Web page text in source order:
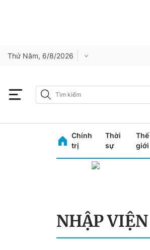
Thứ Năm, 6/8/2026
Chính
trị
Thời
sự
Thế
giới
NHẬP VIỆN